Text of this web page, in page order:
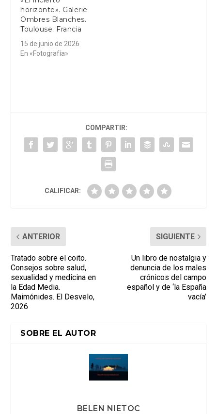
horizonte». Galerie
Ombres Blanches.
Toulouse. Francia
15 de junio de 2026
En «Fotografía»
COMPARTIR:
CALIFICAR:
ANTERIOR
Tratado sobre el coito.
Consejos sobre salud,
sexualidad y medicina en
la Edad Media.
Maimónides. El Desvelo,
2026
SIGUIENTE
Un libro de nostalgia y
denuncia de los males
crónicos del campo
español y de ‘la España
vacía’
SOBRE EL AUTOR
BELEN NIETOC